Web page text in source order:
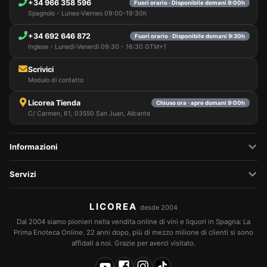
+34 966 358 596 Fuori orario · Disponibile domani 9:00h
Spagnolo - Lunes-Viernes 09:00-19:30h
+34 692 646 872 Fuori orario · Disponibile domani 9:30h
Inglese - Lunedì-Venerdì 09:30 - 16:30 GTM+1
Scrivici
Modulo di contatto
Licorea Tienda Chiuso ora · apre domani 9:00h
C/ Carmen, 61, 03550 San Juan, Alicante
Informazioni
Servizi
LICOREA desde 2004
Dal 2004 siamo pionieri nella vendita online di vini e liquori in Spagna: La
Prima Enoteca Online. 22 anni dopo, più di mezzo milione di clienti si sono
affidati a noi. Grazie per averci visitato.